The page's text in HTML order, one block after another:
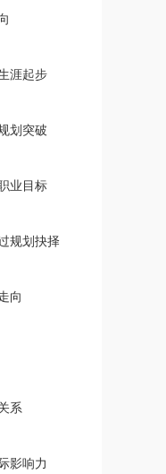
涯起步
划突破
业目标
规划抉择
向
系
影响力